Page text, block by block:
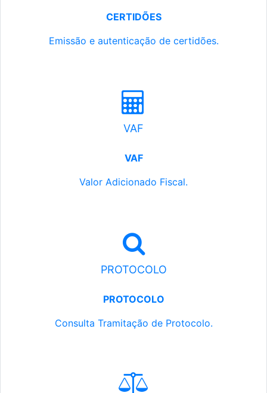
CERTIDÕES
Emissão e autenticação de certidões.
VAF
VAF
Valor Adicionado Fiscal.
PROTOCOLO
PROTOCOLO
Consulta Tramitação de Protocolo.